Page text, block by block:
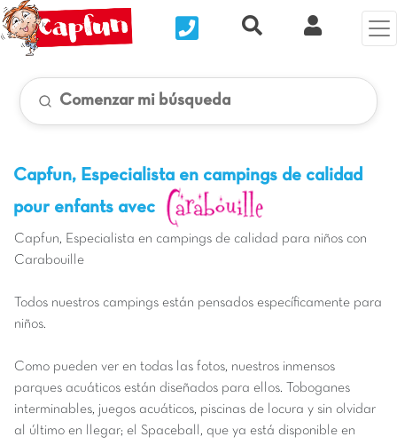
Nous contacterRecherche rapide
Mi
Comenzar mi búsqueda
Capfun, Especialista en campings de calidad
pour enfants avec
Capfun, Especialista en campings de calidad para niños con
Carabouille
Todos nuestros campings están pensados específicamente para
niños.
Como pueden ver en todas las fotos, nuestros inmensos
parques acuáticos están diseñados para ellos. Toboganes
interminables, juegos acuáticos, piscinas de locura y sin olvidar
al último en llegar; el Spaceball, que ya está disponible en